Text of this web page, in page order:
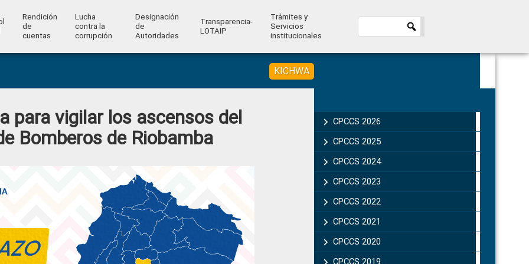
Rendición
de
cuentas
Lucha
contra la
corrupción
Designación
de
Autoridades
Transparencia-
LOTAIP
Trámites y
Servicios
institucionales
KICHWA
para vigilar los ascensos del
Bomberos de Riobamba
Sidebar
CPCCS 2026
CPCCS 2025
CPCCS 2024
CPCCS 2023
CPCCS 2022
CPCCS 2021
CPCCS 2020
CPCCS 2019 .